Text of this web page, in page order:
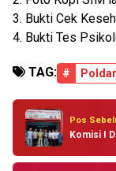
3. Bukti Cek
4. Bukti Tes
TAG: #
Pos
Komisi I